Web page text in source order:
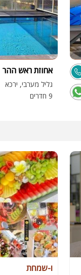
אחוזת ראש ההר
גליל מערבי, ירכא
9 חדרים
ו-שמחת